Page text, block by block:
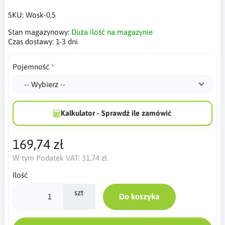
SKU: Wosk-0,5
Stan magazynowy: Duża ilość na magazynie
Czas dostawy: 1-3 dni
Pojemność
Kalkulator - Sprawdź ile zamówić
169,74 zł
W tym Podatek VAT: 31,74 zł
Ilość
szt Do koszyka